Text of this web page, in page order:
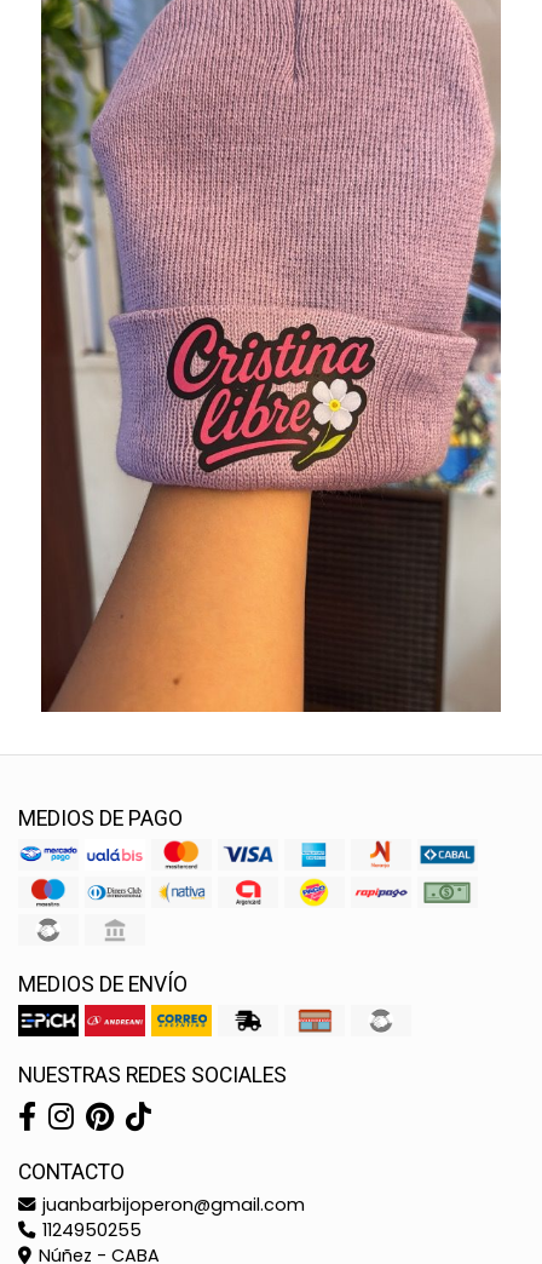
MEDIOS DE PAGO
MEDIOS DE ENVÍO
NUESTRAS REDES SOCIALES
CONTACTO
juanbarbijoperon@gmail.com
1124950255
Núñez - CABA